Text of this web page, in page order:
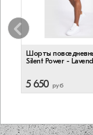
Шорты
Silent Power -
5 650 руб